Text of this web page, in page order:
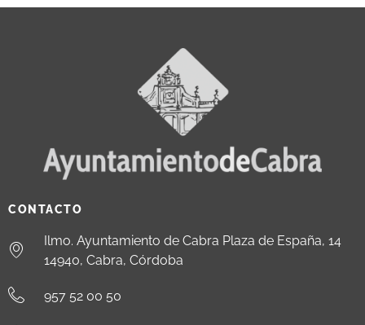
CONTACTO
Ilmo. Ayuntamiento de Cabra Plaza de España, 14
14940, Cabra, Córdoba
957 52 00 50